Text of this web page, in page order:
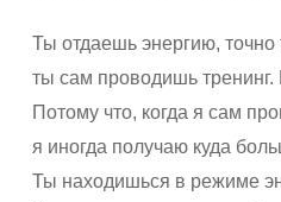
Ты отдаешь энергию, точно
ты сам проводишь тренинг.
Потому что, когда я сам
я иногда получаю куда
Ты находишься в режиме